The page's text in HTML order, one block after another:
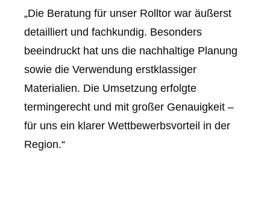
„Die Beratung für unser Rolltor war äußerst
detailliert und fachkundig. Besonders
beeindruckt hat uns die nachhaltige Planung
sowie die Verwendung erstklassiger
Materialien. Die Umsetzung erfolgte
termingerecht und mit großer Genauigkeit –
für uns ein klarer Wettbewerbsvorteil in der
Region.“